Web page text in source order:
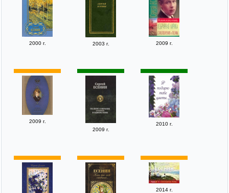
2000 г. 2003 г. 2009 г.
2009 г.
2009 г.
2010 г.
2014 г.